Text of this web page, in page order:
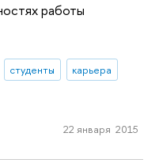
работы
студенты
карьера
22 января 2015